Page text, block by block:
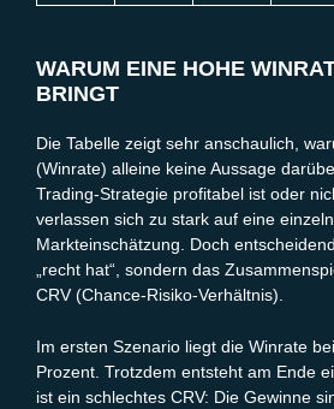
WARUM EINE HOHE
BRINGT
Die Tabelle zeigt sehr anschaulich,
(Winrate) alleine keine Aussage
Trading-Strategie profitabel ist oder
verlassen sich zu stark auf eine
Markteinschätzung. Doch
„recht hat“, sondern das
CRV (Chance-Risiko-Verhältnis).
Im ersten Szenario liegt die Winrate
Prozent. Trotzdem entsteht am Ende
ist ein schlechtes CRV: Die Gewinne